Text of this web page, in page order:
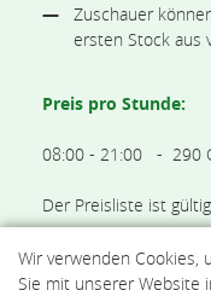
Zuschauer
ersten Stock aus
Preis pro Stunde:
08:00 - 21:00 - 290
Der Preisliste ist
Wir verwenden Cookies,
Sie mit unserer Website